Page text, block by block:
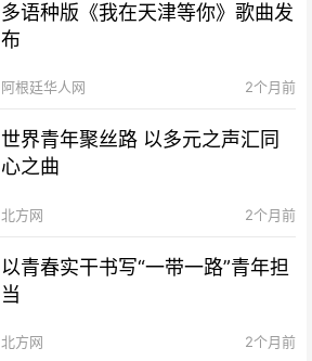
多语种版《我在天津等你》歌曲发
布
阿根廷华人网 2个月前
世界青年聚丝路 以多元之声汇同
心之曲
北方网 2个月前
以青春实干书写“一带一路”青年担
当
北方网 2个月前